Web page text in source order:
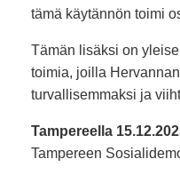
tämä käytännön toimi
Tämän lisäksi on
toimia, joilla
turvallisemmaksi ja
Tampereella
Tampereen